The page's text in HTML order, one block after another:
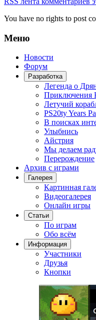
You have no rights to post
Меню
Новости
Форум
Разработка
Легенда о
Приключения
Летучий
PS20ty Years
В поисках
Улыбнись
Айстрия
Мы делаем
Перерождение
Архив с играми
Галерея
Картинная
Видеогалерея
Онлайн игры
Статьи
По играм
Обо всём
Информация
Участники
Друзья
Кнопки